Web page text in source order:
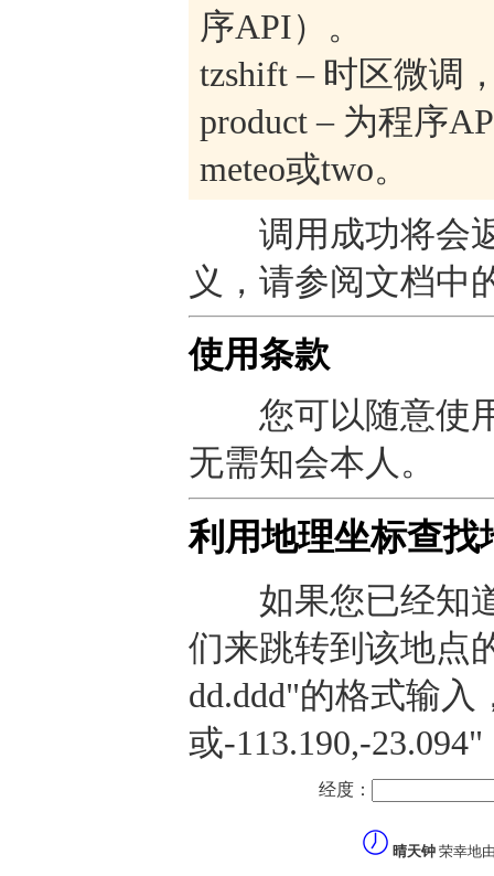
序API）。
tzshift – 时区微调
product – 为程序
meteo或two。
调用成功将会返
义，请参阅文档中
使用条款
您可以随意使
无需知会本人。
利用地理坐标查找
如果您已经知道
们来跳转到该地点
dd.ddd"的格式输入
或-113.190,-
经度：
晴天钟 荣幸地